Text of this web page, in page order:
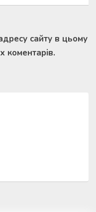
сайту в цьому
коментарів.